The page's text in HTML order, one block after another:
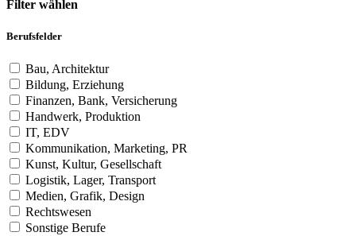
Filter wählen
Berufsfelder
Bau, Architektur
Bildung, Erziehung
Finanzen, Bank, Versicherung
Handwerk, Produktion
IT, EDV
Kommunikation, Marketing, PR
Kunst, Kultur, Gesellschaft
Logistik, Lager, Transport
Medien, Grafik, Design
Rechtswesen
Sonstige Berufe